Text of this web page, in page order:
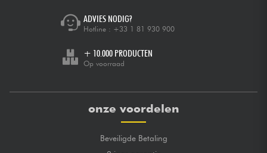
ADVIES NODIG?
Hotline : +33 1 81 930 900
+ 10.000 PRODUCTEN
Op voorraad
onze voordelen
Beveiligde Betaling